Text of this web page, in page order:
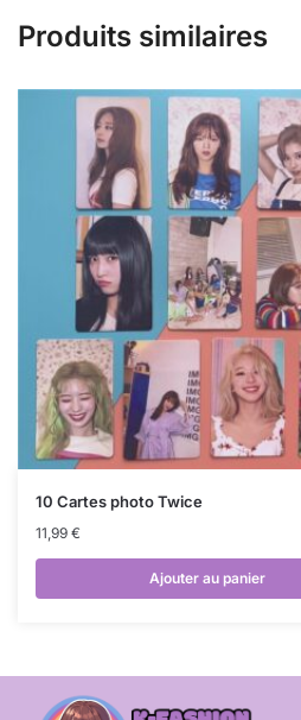
Produits similaires
10 Cartes photo Twice
11,99 €
Ajouter au panier